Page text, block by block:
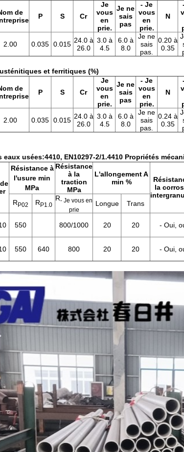
de
P S Cr
Je
vous
en
prie.
Je ne
sais
pas
- Je
vous
en
prie.
N
2.00 0.035 0.015 24.0 à
26.0
3.0 à
4.5
6.0 à
8.0
Je ne
sais
pas.
0.20 à
0.35
et ferritiques (%)
de
P S Cr
Je
vous
en
prie.
Je ne
sais
pas
- Je
vous
en
prie.
N
2.00 0.035 0.015 24.0 à
26.0
3.0 à
4.5
6.0 à
8.0
Je ne
sais
pas.
0.24 à
0.35
usées:4410, EN10297-2/1.4410 Propriétés
Résistance à
l'usure min
MPa
Résistance
à la
traction
MPa
L'allongement A
min %
la
RP02 RP1.0
R- Je vous en
prie
Longue
Trans
550 800/1000 20 20 - Oui,
550 640 800 20 20 - Oui,